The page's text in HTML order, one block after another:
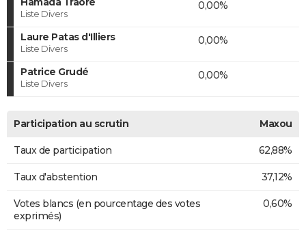
Liste Divers
0,00%
Laure Patas d'Illiers
Liste Divers
0,00%
Patrice Grudé
Liste Divers
0,00%
Participation au scrutin Maxou
Taux de participation 62,88%
Taux d'abstention 37,12%
Votes blancs (en pourcentage des votes
exprimés)
0,60%